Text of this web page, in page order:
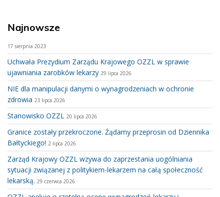
Najnowsze
17 sierpnia 2023
Uchwała Prezydium Zarządu Krajowego OZZL w sprawie
ujawniania zarobków lekarzy 29 lipca 2026
NIE dla manipulacji danymi o wynagrodzeniach w ochronie
zdrowia 23 lipca 2026
Stanowisko OZZL 20 lipca 2026
Granice zostały przekroczone. Żądamy przeprosin od Dziennika
Bałtyckiego! 2 lipca 2026
Zarząd Krajowy OZZL wzywa do zaprzestania uogólniania
sytuacji związanej z politykiem-lekarzem na całą społeczność
lekarską. 29 czerwca 2026